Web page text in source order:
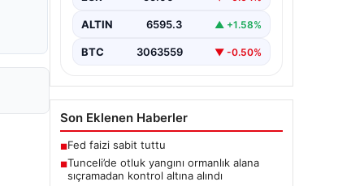
Karyemez köyleri arasında bulunan
belirlenemeyen bir nedenle…
ALTIN 6595.3 ▲ +1.58%
BTC 3063559 ▼ -0.50%
Son Eklenen Haberler
■Fed faizi sabit tuttu
■Tunceli’de otluk yangını ormanlık alana
sıçramadan kontrol altına alındı